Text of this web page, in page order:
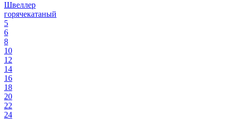
Швеллер
горячекатаный
5
6
8
10
12
14
16
18
20
22
24